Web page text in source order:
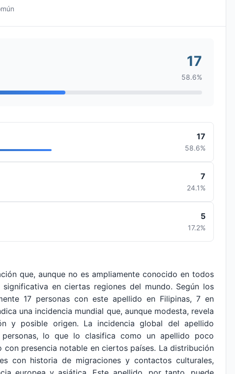
17
58.6%
17
58.6%
7
24.1%
5
17.2%
que, aunque no es ampliamente conocido en todos
en ciertas regiones del mundo. Según los
17 personas con este apellido en Filipinas, 7 en
una incidencia mundial que, aunque modesta, revela
y posible origen. La incidencia global del apellido
lo que lo clasifica como un apellido poco
con presencia notable en ciertos países. La distribución
con historia de migraciones y contactos culturales,